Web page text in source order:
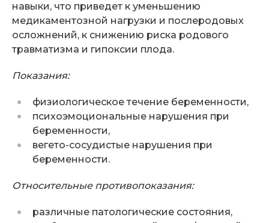
навыки, что приведет к уменьшению
медикаментозной нагрузки и послеродовых
осложнений, к снижению риска родового
травматизма и гипоксии плода.
Показания:
физиологическое течение беременности,
психоэмоциональные нарушения при
беременности,
вегето-сосудистые нарушения при
беременности.
Относительные противопоказания:
различные патологические состояния,